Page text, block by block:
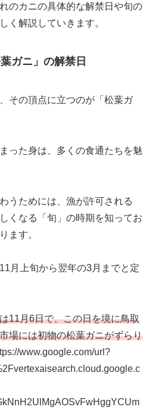
のカニの具体的な解禁日や旬の
く解説していきます。
ガニ」の解禁日
その頂点に立つのが「松葉ガ
った身は、多くの食通たちを魅
うためには、漁が許可される
くなる「旬」の時期を知ってお
ます。
月上旬から翌年の3月までと定
11月6日で、この日を境に鳥取
場には初物の松葉ガニがずらり
www.google.com/url?